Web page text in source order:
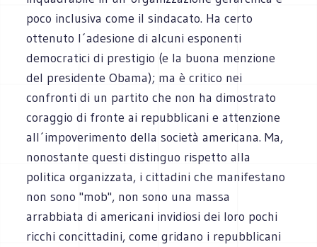
poco inclusiva come il sindacato. Ha certo
ottenuto l´adesione di alcuni esponenti
democratici di prestigio (e la buona menzione
del presidente Obama); ma è critico nei
confronti di un partito che non ha dimostrato
coraggio di fronte ai repubblicani e attenzione
all´impoverimento della società americana. Ma,
nonostante questi distinguo rispetto alla
politica organizzata, i cittadini che manifestano
non sono "mob", non sono una massa
arrabbiata di americani invidiosi dei loro pochi
ricchi concittadini, come gridano i repubblicani